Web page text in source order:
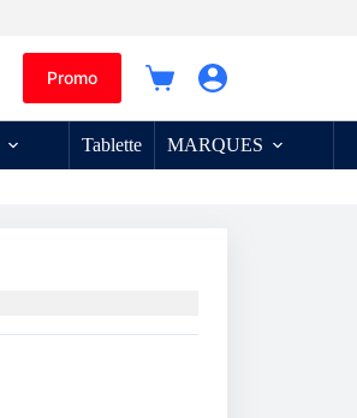
Promo
Panier
Tablette MARQUES